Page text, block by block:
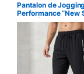
Pantalon de Jogging
Performance “New
Ultra-Élastique &